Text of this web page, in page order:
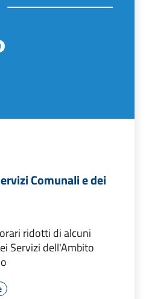
Comunali e dei
ridotti di alcuni
Servizi dell'Ambito